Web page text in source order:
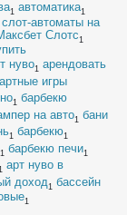
1 автоматика1
автоматы на
Слотс 1
нуво1 арендовать
игры
1 барбекю
на авто1 бани
1 барбекю1
1 барбекю печи1
1 арт нуво в
доход1 бассейн
1